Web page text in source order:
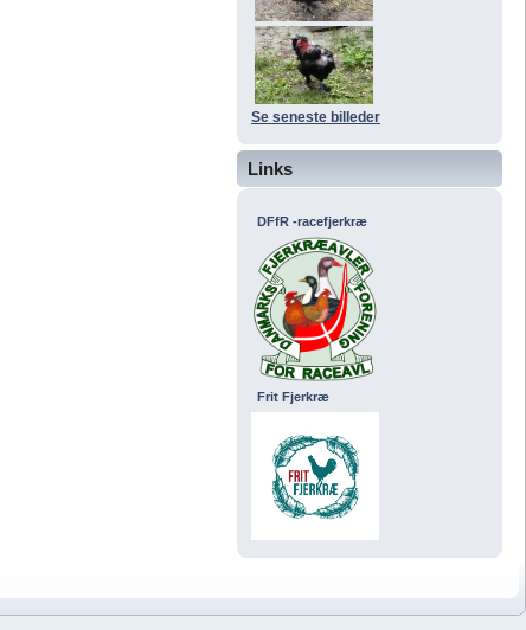
Se seneste billeder
Links
DFfR -racefjerkræ
Frit Fjerkræ